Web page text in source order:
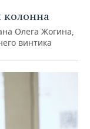
колонна
Олега Жогина,
винтика